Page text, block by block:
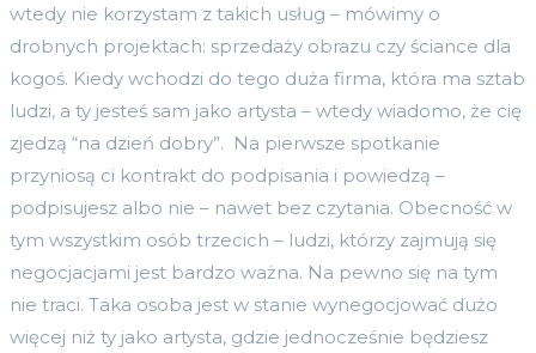
wtedy nie korzystam z takich usług – mówimy o
drobnych projektach: sprzedaży obrazu czy ściance dla
kogoś. Kiedy wchodzi do tego duża firma, która ma sztab
ludzi, a ty jesteś sam jako artysta – wtedy wiadomo, że cię
zjedzą “na dzień dobry”. Na pierwsze spotkanie
przyniosą ci kontrakt do podpisania i powiedzą –
podpisujesz albo nie – nawet bez czytania. Obecność w
tym wszystkim osób trzecich – ludzi, którzy zajmują się
negocjacjami jest bardzo ważna. Na pewno się na tym
nie traci. Taka osoba jest w stanie wynegocjować dużo
więcej niż ty jako artysta, gdzie jednocześnie będziesz